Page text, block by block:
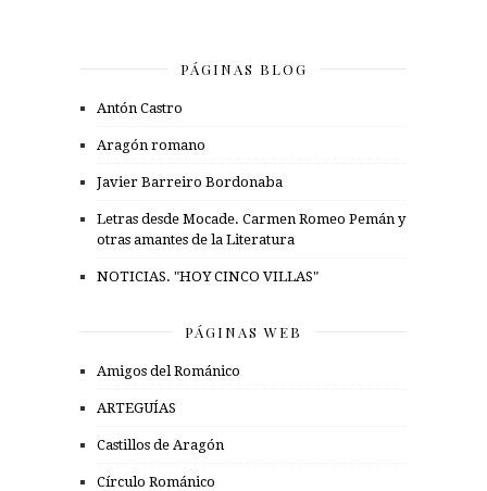
PÁGINAS BLOG
Antón Castro
Aragón romano
Javier Barreiro Bordonaba
Letras desde Mocade. Carmen Romeo Pemán y
otras amantes de la Literatura
NOTICIAS. "HOY CINCO VILLAS"
PÁGINAS WEB
Amigos del Románico
ARTEGUÍAS
Castillos de Aragón
Círculo Románico